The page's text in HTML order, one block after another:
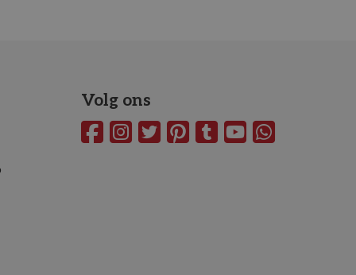
Volg ons